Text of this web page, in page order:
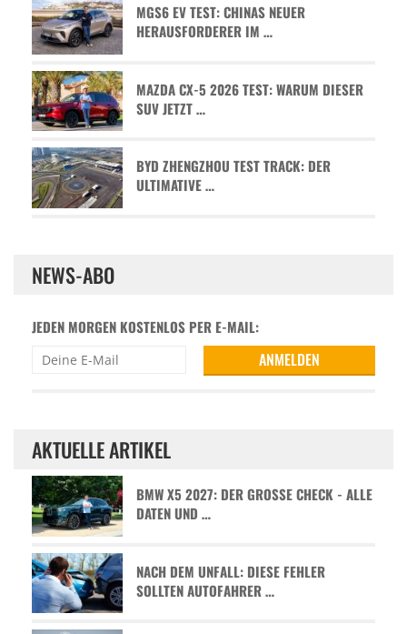
MGS6 EV TEST: CHINAS NEUER
HERAUSFORDERER IM …
MAZDA CX-5 2026 TEST: WARUM DIESER
SUV JETZT …
BYD ZHENGZHOU TEST TRACK: DER
ULTIMATIVE …
NEWS-ABO
JEDEN MORGEN KOSTENLOS PER E-MAIL:
AKTUELLE ARTIKEL
BMW X5 2027: DER GROSSE CHECK - ALLE D
ATEN UND …
NACH DEM UNFALL: DIESE FEHLER
SOLLTEN AUTOFAHRER …